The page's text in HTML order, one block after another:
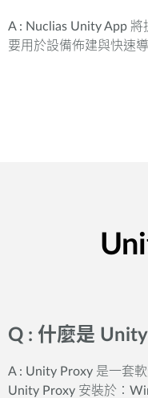
A : Nuclias Unity App
要用於設備佈建與快速
Q : 什麼是
A : Unity Proxy 是一套
Unity Proxy 安裝於：